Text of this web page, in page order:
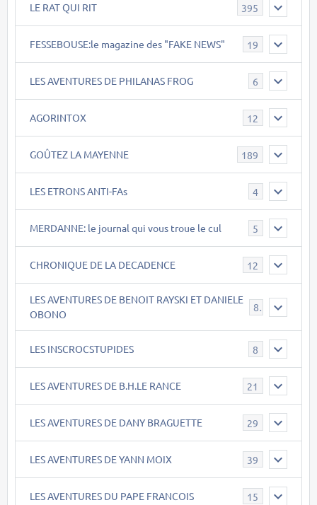
LE RAT QUI RIT 395
FESSEBOUSE:le magazine des "FAKE NEWS" 19
LES AVENTURES DE PHILANAS FROG 6
AGORINTOX 12
GOÛTEZ LA MAYENNE 189
LES ETRONS ANTI-FAs 4
MERDANNE: le journal qui vous troue le cul 5
CHRONIQUE DE LA DECADENCE 12
LES AVENTURES DE BENOIT RAYSKI ET DANIELE
OBONO
8
LES INSCROCSTUPIDES 8
LES AVENTURES DE B.H.LE RANCE 21
LES AVENTURES DE DANY BRAGUETTE 29
LES AVENTURES DE YANN MOIX 39
LES AVENTURES DU PAPE FRANCOIS 15